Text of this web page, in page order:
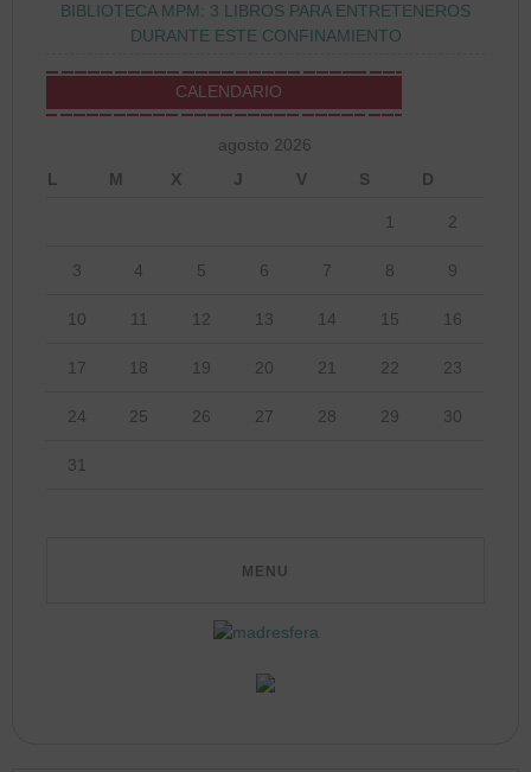
BIBLIOTECA MPM: 3 LIBROS PARA ENTRETENEROS
DURANTE ESTE CONFINAMIENTO
CALENDARIO
agosto 2026
L
M X J V S D
1 2
3 4 5 6 7 8 9
10 11 12 13 14 15 16
17 18 19 20 21 22 23
24 25 26 27 28 29 30
31